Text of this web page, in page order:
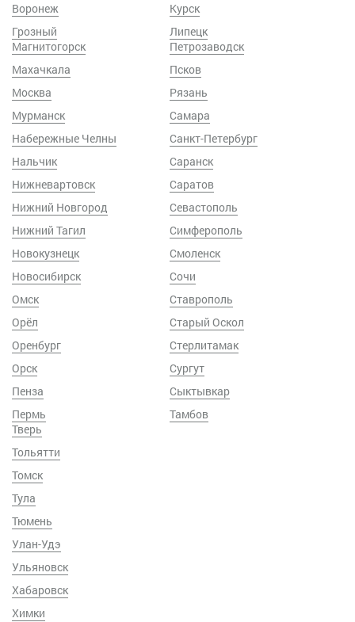
Воронеж
Грозный
Курск
Липецк
Магнитогорск
Махачкала
Москва
Мурманск
Набережные Челны
Нальчик
Нижневартовск
Нижний Новгород
Нижний Тагил
Новокузнецк
Новосибирск
Омск
Орёл
Оренбург
Орск
Пенза
Пермь
Петрозаводск
Псков
Рязань
Самара
Санкт-Петербург
Саранск
Саратов
Севастополь
Симферополь
Смоленск
Сочи
Ставрополь
Старый Оскол
Стерлитамак
Сургут
Сыктывкар
Тамбов
Тверь
Тольятти
Томск
Тула
Тюмень
Улан-Удэ
Ульяновск
Хабаровск
Химки